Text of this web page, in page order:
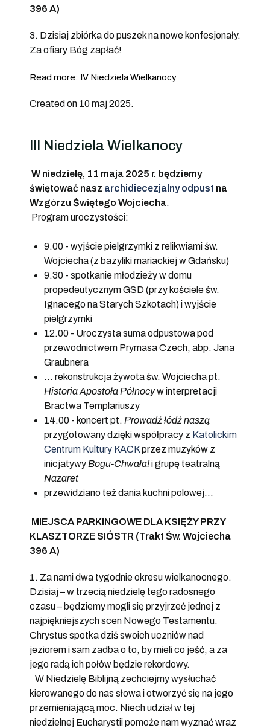
396 A)
3. Dzisiaj zbiórka do puszek na nowe konfesjonały.
Za ofiary Bóg zapłać!
Read more: IV Niedziela Wielkanocy
Created on 10 maj 2025.
III Niedziela Wielkanocy
W niedzielę, 11 maja 2025 r. będziemy
świętować nasz archidiecezjalny odpust na
Wzgórzu Świętego Wojciecha.
Program uroczystości:
9.00 - wyjście pielgrzymki z relikwiami św.
Wojciecha (z bazyliki mariackiej w Gdańsku)
9.30 - spotkanie młodzieży w domu
propedeutycznym GSD (przy kościele św.
Ignacego na Starych Szkotach) i wyjście
pielgrzymki
12.00 - Uroczysta suma odpustowa pod
przewodnictwem Prymasa Czech, abp. Jana
Graubnera
... rekonstrukcja żywota św. Wojciecha pt.
Historia Apostoła Północyw interpretacji
Bractwa Templariuszy
14.00 - koncert pt. Prowadź łódź naszą
przygotowany dzięki współpracy z Katolickim
Centrum Kultury KACKprzez muzyków z
inicjatywy Bogu-Chwała!i grupę teatralną
Nazaret
przewidziano też dania kuchni polowej...
MIEJSCA PARKINGOWE DLA KSIĘŻY PRZY
KLASZTORZE SIÓSTR (Trakt Św. Wojciecha
396 A)
1. Za nami dwa tygodnie okresu wielkanocnego.
Dzisiaj – w trzecią niedzielę tego radosnego
czasu – będziemy mogli się przyjrzeć jednej z
najpiękniejszych scen Nowego Testamentu.
Chrystus spotka dziś swoich uczniów nad
jeziorem i sam zadba o to, by mieli co jeść, a za
jego radą ich połów będzie rekordowy.
W Niedzielę Biblijną zechciejmy wysłuchać
kierowanego do nas słowa i otworzyć się na jego
przemieniającą moc. Niech udział w tej
niedzielnej Eucharystii pomoże nam wyznać wraz